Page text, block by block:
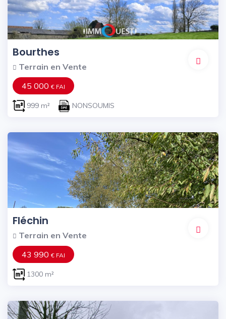
Bourthes
Terrain en Vente
45 000€ FAI
999 m² NONSOUMIS
Fléchin
Terrain en Vente
43 990€ FAI
1300 m²